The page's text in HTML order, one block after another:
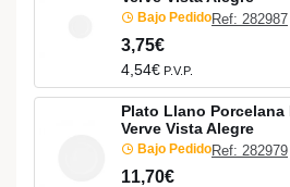
Bajo PedidoRef: 282987
3,75€
4,54€ P.V.P.
Plato Llano Porcelana
Verve Vista Alegre
Bajo PedidoRef: 282979
11,70€